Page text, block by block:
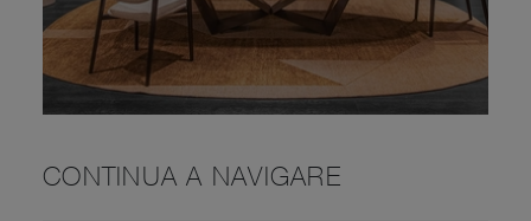
CONTINUA A NAVIGARE